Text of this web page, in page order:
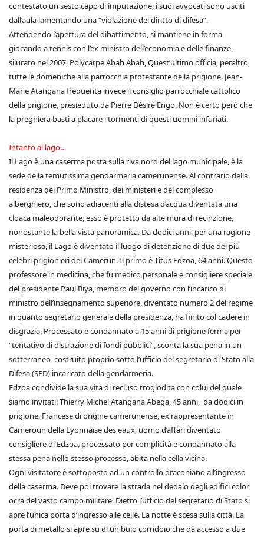
contestato un sesto capo di imputazione, i suoi avvocati sono usciti
dall’aula lamentando una “violazione del diritto di difesa”.
Attendendo l’apertura del dibattimento, si mantiene in forma
giocando a tennis con l’ex ministro dell’economia e delle finanze,
silurato nel 2007, Polycarpe Abah Abah, Quest’ultimo officia, peraltro,
tutte le domeniche alla parrocchia protestante della prigione. Jean-
Marie Atangana frequenta invece il consiglio parrocchiale cattolico
della prigione, presieduto da Pierre Désiré Engo. Non è certo però che
la preghiera basti a placare i tormenti di questi uomini infuriati.
Intanto al lago…
Il Lago è una caserma posta sulla riva nord del lago municipale, è la
sede della temutissima gendarmeria camerunense. Al contrario della
residenza del Primo Ministro, dei ministeri e del complesso
alberghiero, che sono adiacenti alla distesa d’acqua diventata una
cloaca maleodorante, esso è protetto da alte mura di recinzione,
nonostante la bella vista panoramica. Da dodici anni, per una ragione
misteriosa, il Lago è diventato il luogo di detenzione di due dei più
celebri prigionieri del Camerun. Il primo è Titus Edzoa, 64 anni. Questo
professore in medicina, che fu medico personale e consigliere speciale
del presidente Paul Biya, membro del governo con l’incarico di
ministro dell’insegnamento superiore, diventato numero 2 del regime
in quanto segretario generale della presidenza, ha finito col cadere in
disgrazia. Processato e condannato a 15 anni di prigione ferma per
“tentativo di distrazione di fondi pubblici”, sconta la sua pena in un
sotterraneo costruito proprio sotto l’ufficio del segretario di Stato alla
Difesa (SED) incaricato della gendarmeria.
Edzoa condivide la sua vita di recluso troglodita con colui del quale
siamo invitati: Thierry Michel Atangana Abega, 45 anni, da dodici in
prigione. Francese di origine camerunense, ex rappresentante in
Cameroun della Lyonnaise des eaux, uomo d’affari diventato
consigliere di Edzoa, processato per complicità e condannato alla
stessa pena nello stesso processo, abita nella cella vicina.
Ogni visitatore è sottoposto ad un controllo draconiano all’ingresso
della caserma. Deve poi trovare la strada nel dedalo degli edifici color
ocra del vasto campo militare. Dietro l’ufficio del segretario di Stato si
apre l’unica porta d’ingresso alle celle. La notte è scesa sulla città. La
porta di metallo si apre su di un buio corridoio che dà accesso a due